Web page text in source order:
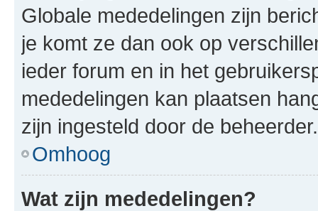
Globale mededelingen zijn
je komt ze dan ook op
ieder forum en in het
mededelingen kan plaatsen
zijn ingesteld door de beheerder.
Omhoog
Wat zijn mededelingen?